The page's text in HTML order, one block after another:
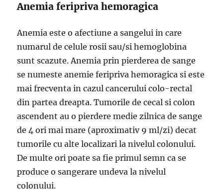
Anemia feripriva hemoragica
Anemia este o afectiune a sangelui in care
numarul de celule rosii sau/si hemoglobina
sunt scazute. Anemia prin pierderea de sange
se numeste anemie feripriva hemoragica si este
mai frecventa in cazul cancerului colo-rectal
din partea dreapta. Tumorile de cecal si colon
ascendent au o pierdere medie zilnica de sange
de 4 ori mai mare (aproximativ 9 ml/zi) decat
tumorile cu alte localizari la nivelul colonului.
De multe ori poate sa fie primul semn ca se
produce o sangerare undeva la nivelul
colonului.